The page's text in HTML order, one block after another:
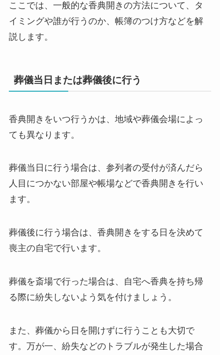
ここでは、一般的な香典開きの方法について、タ
イミングや誰が行うのか、帳簿のつけ方などを解
説します。
葬儀当日または葬儀後に行う
香典開きをいつ行うかは、地域や葬儀会場によっ
ても異なります。
葬儀当日に行う場合は、参列者の受付が済んだら
人目につかない部屋や帳場などで香典開きを行い
ます。
葬儀後に行う場合は、香典開きをする日を決めて
喪主の自宅で行います。
葬儀を斎場で行った場合は、自宅へ香典を持ち帰
る際に紛失しないよう気を付けましょう。
また、葬儀から日を開けずに行うことも大切で
す。万が一、紛失などのトラブルが発生した場合